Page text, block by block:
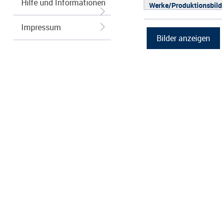
Hilfe und Informationen
Impressum
Werke/
Logos/Wort-Bildmarke